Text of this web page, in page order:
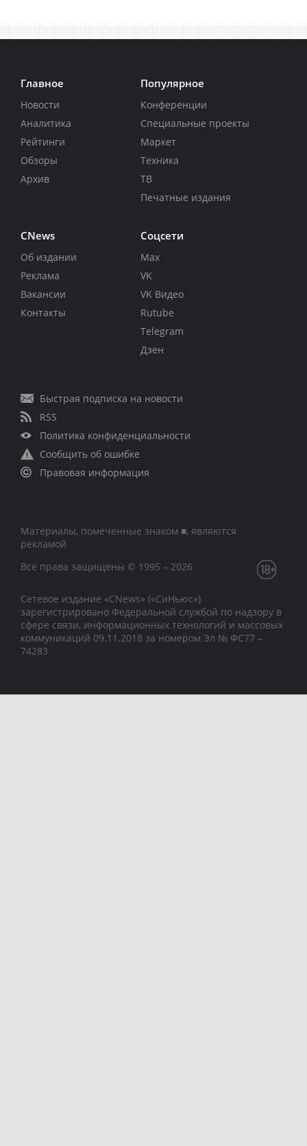
Главное
Новости
Аналитика
Рейтинги
Обзоры
Архив
Популярное
Конференции
Специальные проекты
Маркет
Техника
ТВ
Печатные издания
CNews
Об издании
Реклама
Вакансии
Контакты
Соцсети
Max
VK
VK Видео
Rutube
Telegram
Дзен
Быстрая подписка на новости
RSS
Политика конфиденциальности
Сообщить об ошибке
Правовая информация
Материалы, помеченные знаком ■, являются
рекламой
Все права защищены © 1995 – 2026
Сетевое издание «CNews» («СиНьюс»)
зарегистрировано Федеральной службой по надзору в
сфере связи, информационных технологий и массовых
коммуникаций 09.11.2018 за номером Эл № ФС77 –
74283